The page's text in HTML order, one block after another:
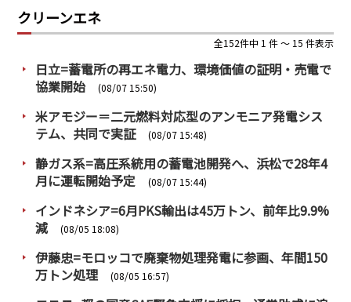
コンサルティング
PRA原則
Q & A
お問い合わせ
サイトマップ
採用情報
English Website
Rim Energy Media(韓国語)
クリーンエネ
全152件中 1 件 ～ 15 件表示
日立=蓄電所の再エネ電力、環境価値の証明・売電で
協業開始
(08/07 15:50)
米アモジー＝二元燃料対応型のアンモニア発電シス
テム、共同で実証
(08/07 15:48)
静ガス系=高圧系統用の蓄電池開発へ、浜松で28年4
月に運転開始予定
(08/07 15:44)
インドネシア=6月PKS輸出は45万トン、前年比9.9%
減
(08/05 18:08)
伊藤忠=モロッコで廃棄物処理発電に参画、年間150
万トン処理
(08/05 16:57)